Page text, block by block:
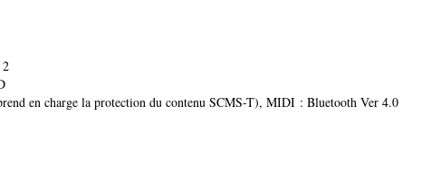
en charge la protection du contenu SCMS-T), MIDI : Bluetooth Ver 4.0